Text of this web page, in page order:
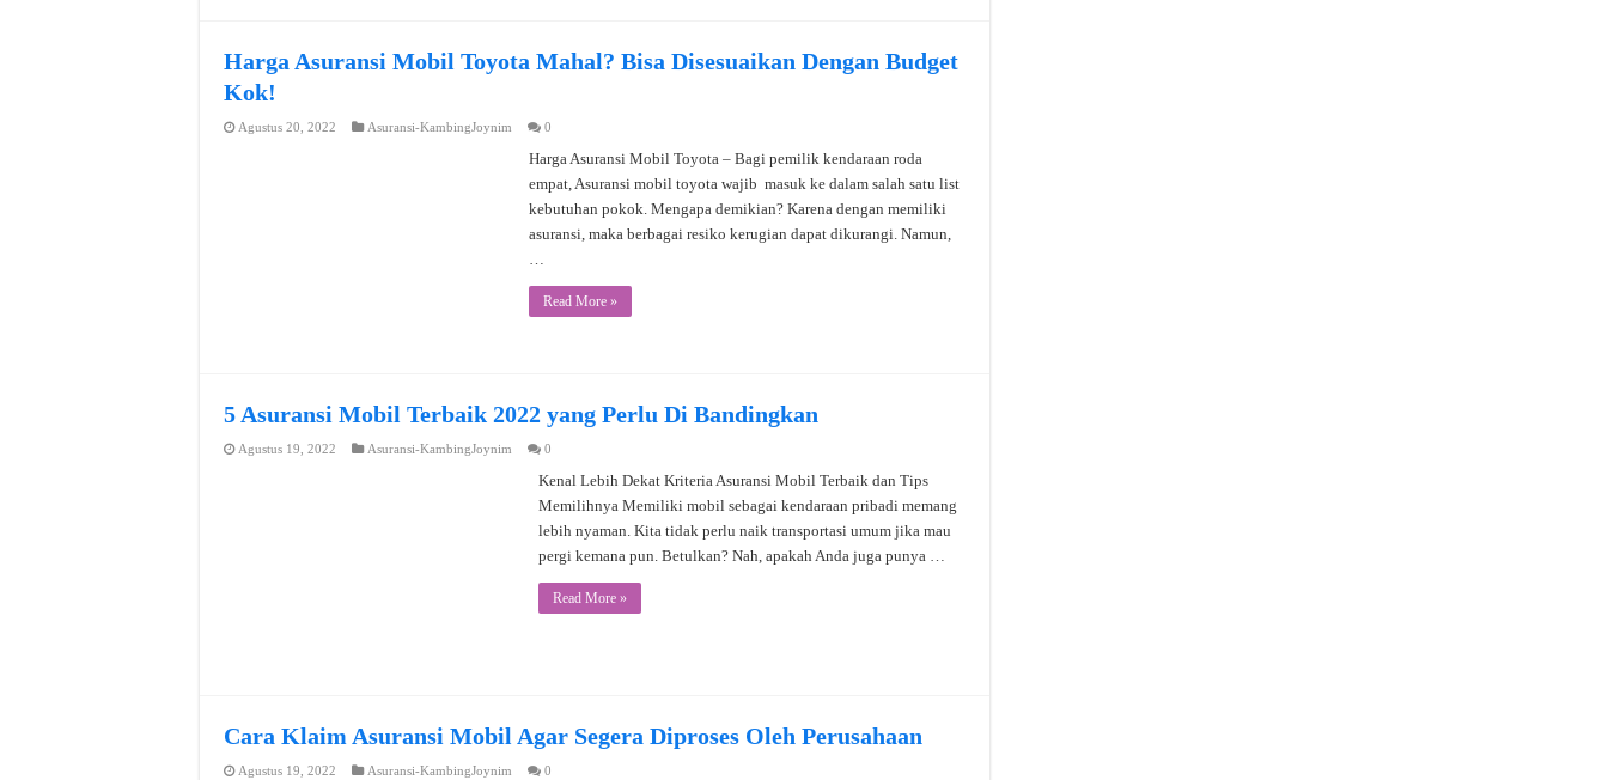
Harga Asuransi Mobil Toyota Mahal? Bisa Disesuaikan Dengan Budget
Kok!
Agustus 20, 2022 Asuransi-KambingJoynim 0
Harga Asuransi Mobil Toyota – Bagi pemilik kendaraan roda
empat, Asuransi mobil toyota wajib masuk ke dalam salah satu list
kebutuhan pokok. Mengapa demikian? Karena dengan memiliki
asuransi, maka berbagai resiko kerugian dapat dikurangi. Namun,
…
Read More »
5 Asuransi Mobil Terbaik 2022 yang Perlu Di Bandingkan
Agustus 19, 2022 Asuransi-KambingJoynim 0
Kenal Lebih Dekat Kriteria Asuransi Mobil Terbaik dan Tips
Memilihnya Memiliki mobil sebagai kendaraan pribadi memang
lebih nyaman. Kita tidak perlu naik transportasi umum jika mau
pergi kemana pun. Betulkan? Nah, apakah Anda juga punya …
Read More »
Cara Klaim Asuransi Mobil Agar Segera Diproses Oleh Perusahaan
Agustus 19, 2022 Asuransi-KambingJoynim 0